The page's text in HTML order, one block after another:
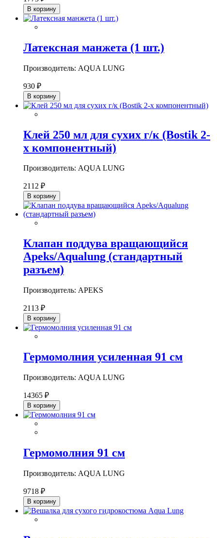
В корзину
Латексная манжета (1 шт.)
Производитель: AQUA LUNG
930 ₽
В корзину
Клей 250 мл для сухих г/к (Bostik 2-
х компонентный)
Производитель: AQUA LUNG
2112 ₽
В корзину
Клапан поддува вращающийся
Apeks/Aqualung (стандартный
разъем)
Производитель: APEKS
2113 ₽
В корзину
Гермомолния усиленная 91 см
Производитель: AQUA LUNG
14365 ₽
В корзину
Гермомолния 91 см
Производитель: AQUA LUNG
9718 ₽
В корзину